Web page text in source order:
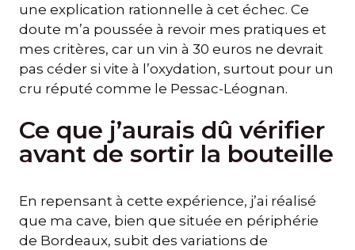
une explication rationnelle à cet échec. Ce
doute m’a poussée à revoir mes pratiques et
mes critères, car un vin à 30 euros ne devrait
pas céder si vite à l’oxydation, surtout pour un
cru réputé comme le Pessac-Léognan.
Ce que j’aurais dû vérifier
avant de sortir la bouteille
En repensant à cette expérience, j’ai réalisé
que ma cave, bien que située en périphérie
de Bordeaux, subit des variations de